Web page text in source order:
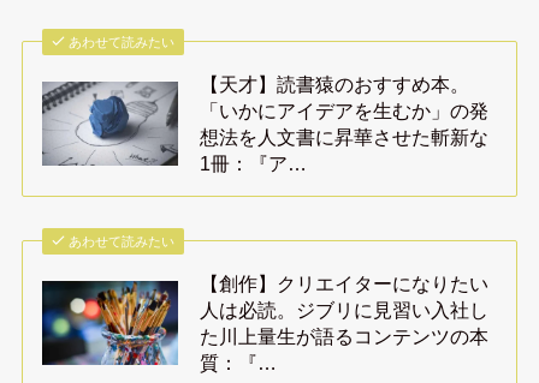
あわせて読みたい
【天才】読書猿のおすすめ本。
「いかにアイデアを生むか」の発
想法を人文書に昇華させた斬新な
1冊：『ア…
あわせて読みたい
【創作】クリエイターになりたい
人は必読。ジブリに見習い入社し
た川上量生が語るコンテンツの本
質：『…